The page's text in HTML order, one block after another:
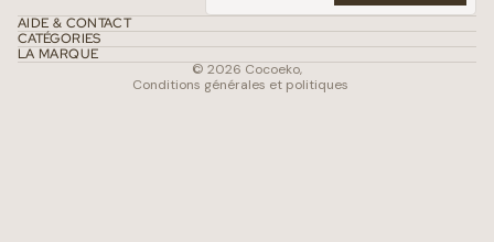
AIDE & CONTACT
CATÉGORIES
LA MARQUE
© 2026Cocoeko,
Conditions générales et politiques
Coordonnées
Conditions d’utilisation